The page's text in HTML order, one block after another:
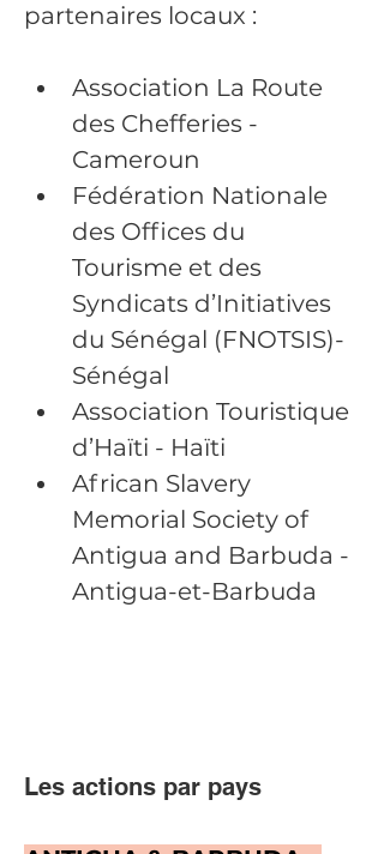
partenaires locaux :
Association La Route
des Chefferies -
Cameroun
Fédération Nationale
des Offices du
Tourisme et des
Syndicats d’Initiatives
du Sénégal (FNOTSIS)-
Sénégal
Association Touristique
d’Haïti - Haïti
African Slavery
Memorial Society of
Antigua and Barbuda -
Antigua-et-Barbuda
Les actions par pays